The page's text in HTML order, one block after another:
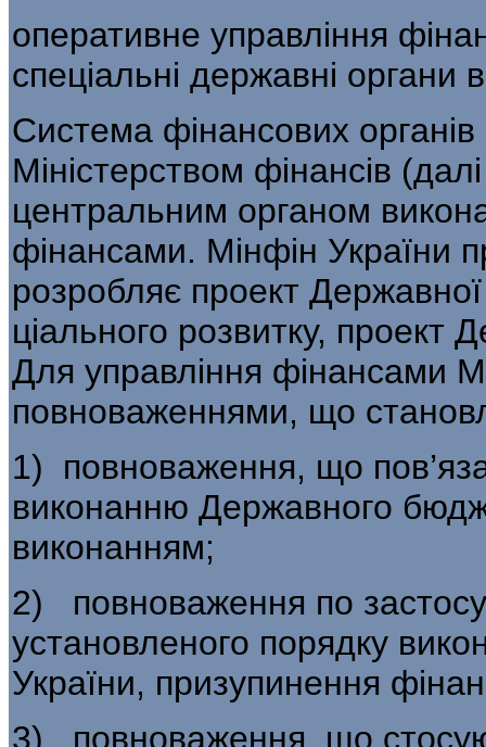
оперативне управління
спеціальні державні органи
Система фінансових
Міністерством фінансів
центральним органом
фінансами. Мінфін України
розробляє проект
ціального розвитку, проект
Для управ­ління фінансами
повноваженнями, що
1) повноваження, що
вико­нанню Державного
виконанням;
2) повноваження по
уста­новленого порядку
України, призу­пинення
3) повноваження, що